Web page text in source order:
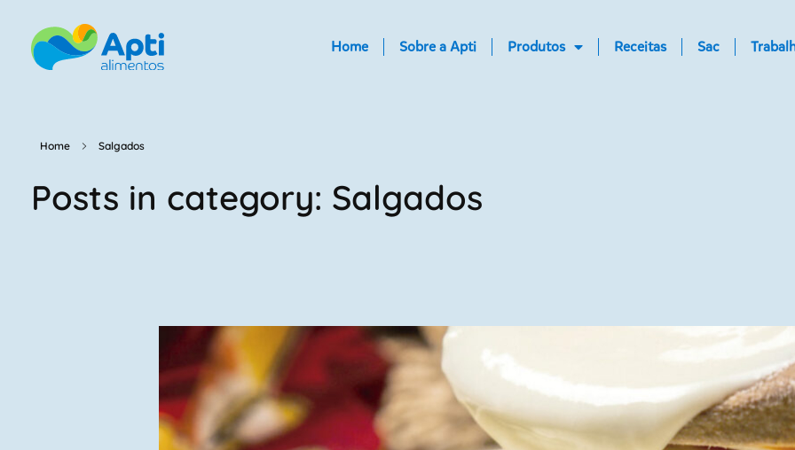
Home Sobre a Apti Produtos Receitas Sac
Home Salgados
Posts in category: Salgados